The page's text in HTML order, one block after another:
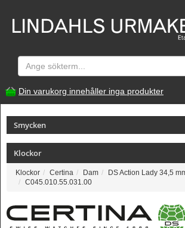
Din varukorg innehåller inga produkter
Smycken
Klockor
Klockor Certina Dam
DS Action Lady 34,5
C045.010.55.031.00